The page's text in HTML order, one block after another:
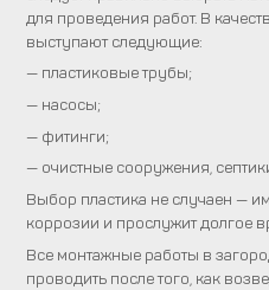
для проведения работ. В
выступают следующие:
— пластиковые трубы;
— насосы;
— фитинги;
— очистные сооружения,
Выбор пластика не случаен —
коррозии и прослужит долгое
Все монтажные работы в
проводить после того, как